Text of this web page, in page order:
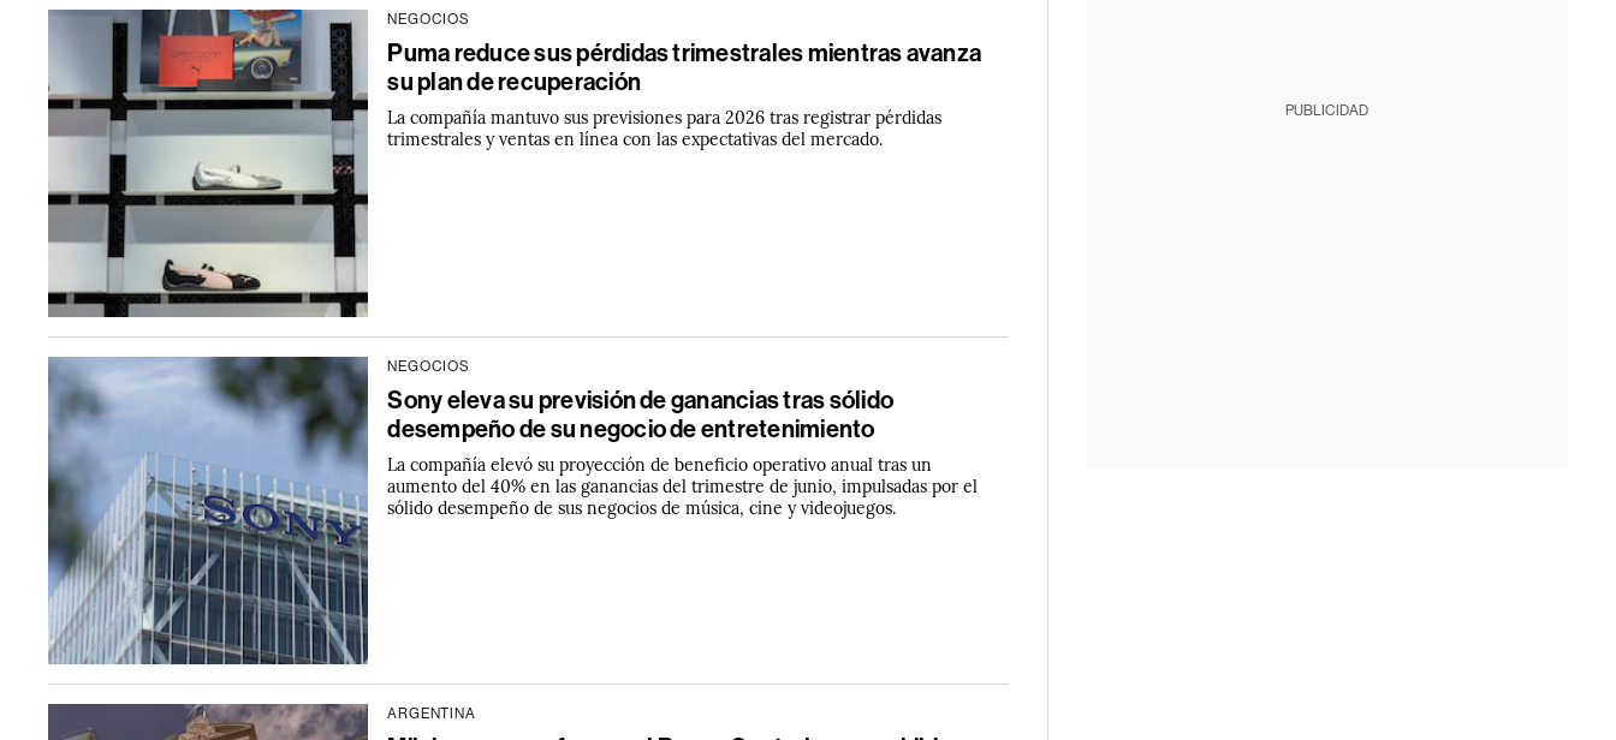
NEGOCIOS
Puma reduce sus pérdidas trimestrales mientras avanza
su plan de recuperación
La compañía mantuvo sus previsiones para 2026 tras registrar pérdidas
trimestrales y ventas en línea con las expectativas del mercado.
NEGOCIOS
Sony eleva su previsión de ganancias tras sólido
desempeño de su negocio de entretenimiento
La compañía elevó su proyección de beneficio operativo anual tras un
aumento del 40% en las ganancias del trimestre de junio, impulsadas por el
sólido desempeño de sus negocios de música, cine y videojuegos.
ARGENTINA
PUBLICIDAD